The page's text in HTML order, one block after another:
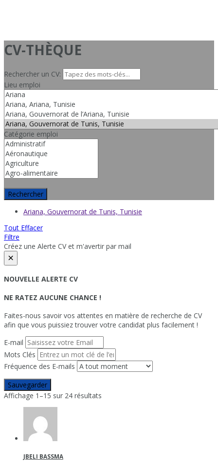
CV-THÈQUE
Rechercher un CV:
Lieu emploi
Catégorie emploi
Rechercher
Ariana, Gouvernorat de Tunis, Tunisie
Tout Effacer
Filtre
Créez une Alerte CV et m'avertir par mail
×
NOUVELLE ALERTE CV
NE RATEZ AUCUNE CHANCE !
Faites-nous savoir vos attentes en matière de recherche de CV
afin que vous puissiez trouver votre candidat plus facilement !
E-mail
Mots Clés
Fréquence des E-mails
Sauvegarder
Affichage 1–15 sur 24 résultats
JBELI BASSMA